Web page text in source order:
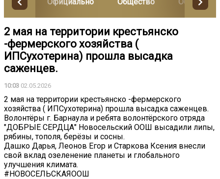
2 мая на территории крестьянско
-фермерского хозяйства (
ИПСухотерина) прошла высадка
саженцев.
10:03 02.05.2026
2 мая на территории крестьянско -фермерского
хозяйства ( ИПСухотерина) прошла высадка саженцев.
Волонтёры г. Барнаула и ребята волонтёрского отряда
"ДОБРЫЕ СЕРДЦА" Новосельский ООШ высадили липы,
рябины, тополя, берёзы и сосны.
Дашко Дарья, Леонов Егор и Старкова Ксения внесли
свой вклад озеленение планеты и глобального
улучшения климата.
#НОВОСЕЛЬСКАЯООШ